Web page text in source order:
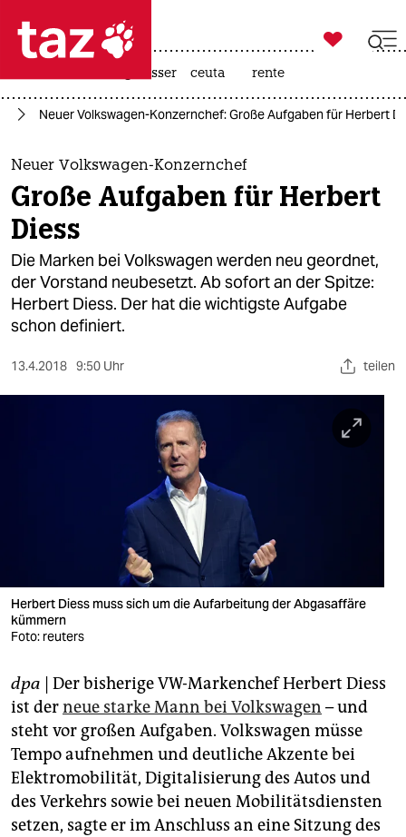
 taz zahl ich
taz zahl ich
themen
politik
öko
gesellschaft
kultur
sport
veranstaltungen
shop
fragen & hilfe
unterstützen
abo
genossenschaft
epaper login

taz zahl ich
niedrigwasser ceuta rente
Neuer Volkswagen-Konzernchef: Große Aufgaben für Herbert
Neuer Volkswagen-Konzernchef
Große Aufgaben für Herbert
Diess
Die Marken bei Volkswagen werden neu geordnet,
der Vorstand neubesetzt. Ab sofort an der Spitze:
Herbert Diess. Der hat die wichtigste Aufgabe
schon definiert.
13.4.2018 9:50 Uhr teilen
Herbert Diess muss sich um die Aufarbeitung der Abgasaffäre
kümmern
Foto: reuters
dpa | Der bisherige VW-Markenchef Herbert Diess
ist derneue starke Mann bei Volkswagen – und
steht vor großen Aufgaben. Volkswagen müsse
Tempo aufnehmen und deutliche Akzente bei
Elektromobilität, Digitalisierung des Autos und
des Verkehrs sowie bei neuen Mobilitätsdiensten
setzen, sagte er im Anschluss an eine Sitzung des